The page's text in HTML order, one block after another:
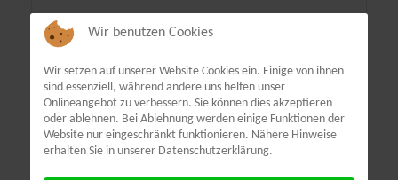
Wir benutzen Cookies
Wir setzen auf unserer Website Cookies ein. Einige von ihnen
sind essenziell, während andere uns helfen unser
Onlineangebot zu verbessern. Sie können dies akzeptieren
oder ablehnen. Bei Ablehnung werden einige Funktionen der
Website nur eingeschränkt funktionieren. Nähere Hinweise
erhalten Sie in unserer Datenschutzerklärung.